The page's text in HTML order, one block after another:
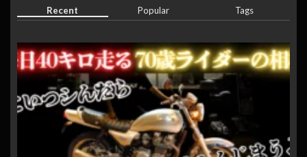
Recent Popular Tags